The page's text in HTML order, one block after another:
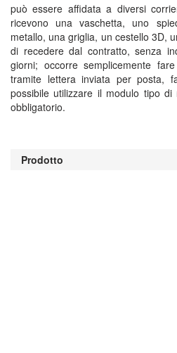
può essere affidata a diversi
ricevono una vaschetta, uno
metallo, una griglia, un cestello 3D,
di recedere dal contratto, senza
giorni; occorre semplicemente
tramite lettera inviata per
possibile utilizzare il modulo tipo
obbligatorio.
Prodotto